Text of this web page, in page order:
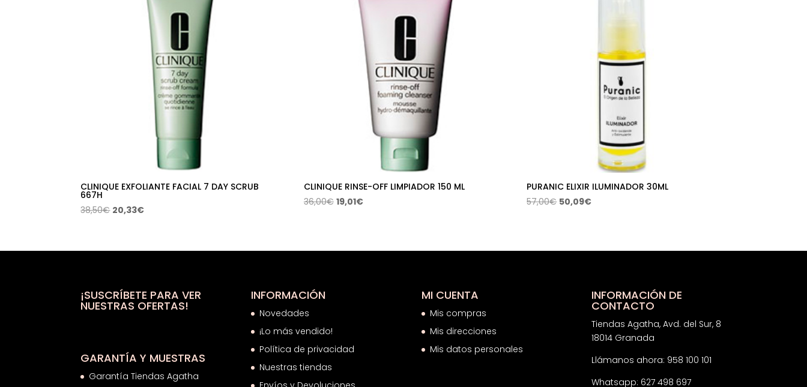
CLINIQUE EXFOLIANTE FACIAL 7 DAY SCRUB
667H
38,50€ El
era:
20,33€El
es:
CLINIQUE RINSE-OFF LIMPIADOR 150 ML
36,00€ El
19,01€El
PURANIC ELIXIR ILUMINADOR 30ML
57,00€ El
50,09€El
¡SUSCRÍBETE PARA VER
NUESTRAS OFERTAS!
GARANTÍA Y MUESTRAS
Garantía Tiendas Agatha
INFORMACIÓN
Novedades
¡Lo más vendido!
Política de privacidad
Nuestras tiendas
MI CUENTA
Mis compras
Mis direcciones
Mis datos personales
INFORMACIÓN DE
CONTACTO
Tiendas Agatha, Avd. del Sur, 8
18014 Granada
Llámanos ahora: 958 100 101
Whatsapp: 627 498 697